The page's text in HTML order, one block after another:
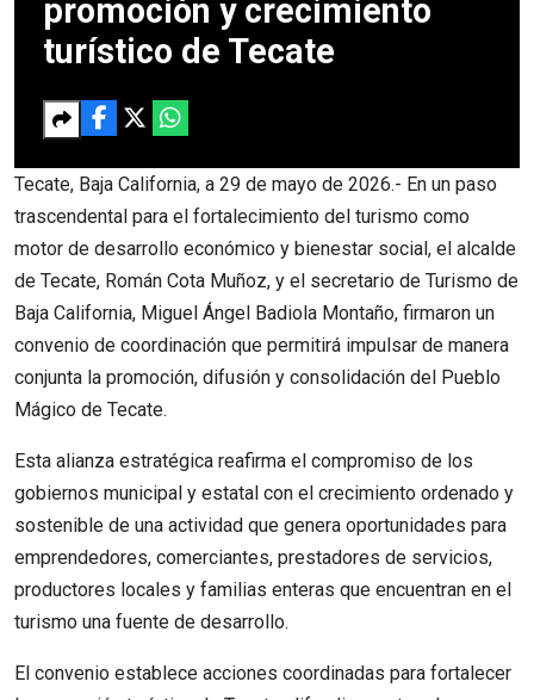
promoción y crecimiento
turístico de Tecate
Tecate, Baja California, a 29 de mayo de 2026.- En un paso
trascendental para el fortalecimiento del turismo como
motor de desarrollo económico y bienestar social, el alcalde
de Tecate, Román Cota Muñoz, y el secretario de Turismo de
Baja California, Miguel Ángel Badiola Montaño, firmaron un
convenio de coordinación que permitirá impulsar de manera
conjunta la promoción, difusión y consolidación del Pueblo
Mágico de Tecate.
Esta alianza estratégica reafirma el compromiso de los
gobiernos municipal y estatal con el crecimiento ordenado y
sostenible de una actividad que genera oportunidades para
emprendedores, comerciantes, prestadores de servicios,
productores locales y familias enteras que encuentran en el
turismo una fuente de desarrollo.
El convenio establece acciones coordinadas para fortalecer